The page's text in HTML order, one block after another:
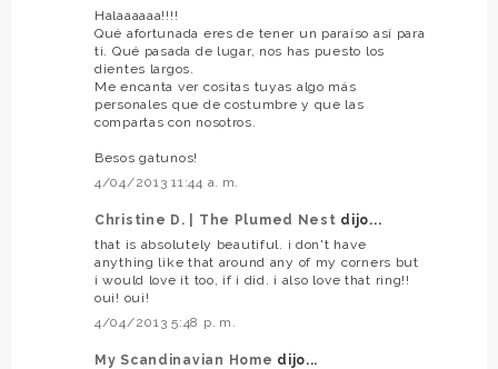
Halaaaaaa!!!!
Qué afortunada eres de tener un paraíso así para
ti. Qué pasada de lugar, nos has puesto los
dientes largos.
Me encanta ver cositas tuyas algo más
personales que de costumbre y que las
compartas con nosotros.
Besos gatunos!
4/04/2013 11:44 a. m.
Christine D. | The Plumed Nest dijo...
that is absolutely beautiful. i don't have
anything like that around any of my corners but
i would love it too, if i did. i also love that ring!!
oui! oui!
4/04/2013 5:48 p. m.
My Scandinavian Home dijo...